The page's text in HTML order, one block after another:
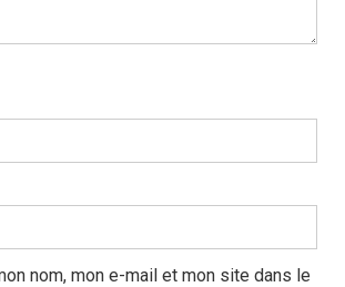
nom, mon e-mail et mon site dans le